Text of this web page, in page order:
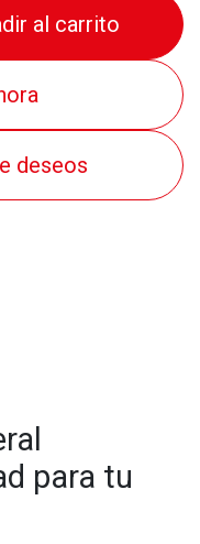
al carrito
deseos
para tu